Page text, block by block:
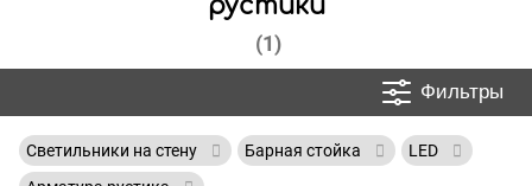
рустики
(1)
Фильтры
Светильники на стену Барная стойка
LED